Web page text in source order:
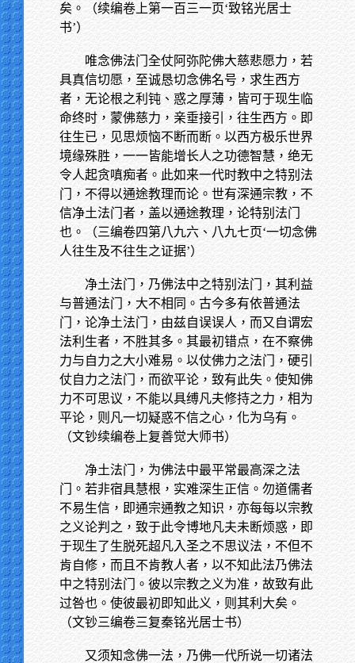
矣。（续编卷上第一百三一页‘致铭光居士
书’）
唯念佛法门全仗阿弥陀佛大慈悲愿力，若
具真信切愿，至诚恳切念佛名号，求生西方
者，无论根之利钝、惑之厚薄，皆可于现生临
命终时，蒙佛慈力，亲垂接引，往生西方。即
往生已，见思烦恼不断而断。以西方极乐世界
境缘殊胜，一一皆能增长人之功德智慧，绝无
令人起贪嗔痴者。此如来一代时教中之特别法
门，不得以通途教理而论。世有深通宗教，不
信净土法门者，盖以通途教理，论特别法门
也。（三编卷四第八九六、八九七页‘一切念佛
人往生及不往生之证据’）
净土法门，乃佛法中之特别法门，其利益
与普通法门，大不相同。古今多有依普通法
门，论净土法门，由兹自误误人，而又自谓宏
法利生者，不胜其多。其最初错点，在不察佛
力与自力之大小难易。以仗佛力之法门，硬引
仗自力之法门，而欲平论，致有此失。使知佛
力不可思议，不能以具缚凡夫修持之力，相为
平论，则凡一切疑惑不信之心，化为乌有。
（文钞续编卷上复善觉大师书）
净土法门，为佛法中最平常最高深之法
门。若非宿具慧根，实难深生正信。勿道儒者
不易生信，即通宗通教之知识，亦每每以宗教
之义论判之，致于此令博地凡夫未断烦惑，即
于现生了生脱死超凡入圣之不思议法，不但不
肯自修，而且不肯教人者，以不知此法乃佛法
中之特别法门。彼以宗教之义为准，故致有此
过咎也。使彼最初即知此义，则其利大矣。
（文钞三编卷三复秦铭光居士书）
又须知念佛一法，乃佛一代所说一切诸法